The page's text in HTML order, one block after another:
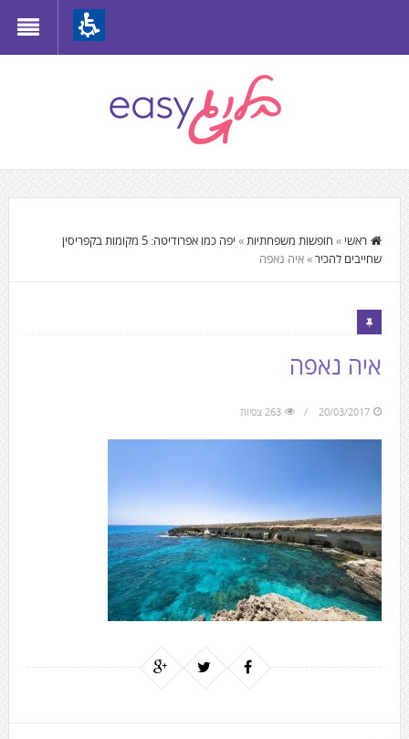
to
move
to
the
main
Content
התוכן
המרכזי,
You
can
press
Enter
to
skip
to
the
next
area
ראשי » חופשות משפחתיות»
יפה כמו אפרודיטה: 5 מקומות בקפריסין
שחייבים להכיר»איה נאפה
איה נאפה
20/03/2017 263 צפיות